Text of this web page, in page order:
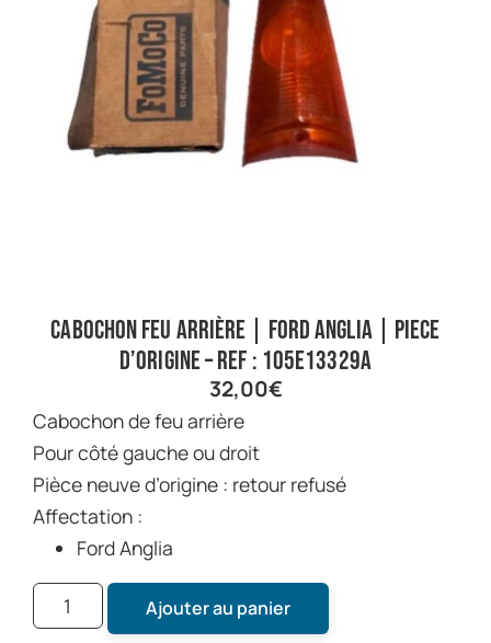
Cabochon feu arrière | Ford Anglia | Piece
d’origine – Ref : 105E13329A
32,00€
Cabochon de feu arrière
Pour côté gauche ou droit
Pièce neuve d’origine : retour refusé
Affectation :
Ford Anglia
Ajouter au panier